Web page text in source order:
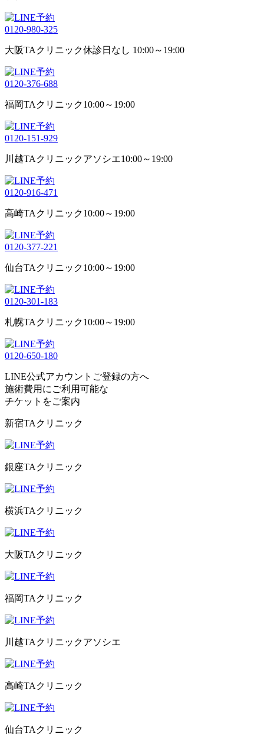
0120-980-325
大阪TAクリニック休診日なし 10:00～19:00
0120-376-688
福岡TAクリニック10:00～19:00
0120-151-929
川越TAクリニックアソシエ10:00～19:00
0120-916-471
高崎TAクリニック10:00～19:00
0120-377-221
仙台TAクリニック10:00～19:00
0120-301-183
札幌TAクリニック10:00～19:00
0120-650-180
LINE公式アカウントご登録の方へ
施術費用にご利用可能な
チケット をご案内
新宿TAクリニック
銀座TAクリニック
横浜TAクリニック
大阪TAクリニック
福岡TAクリニック
川越TAクリニックアソシエ
高崎TAクリニック
仙台TAクリニック